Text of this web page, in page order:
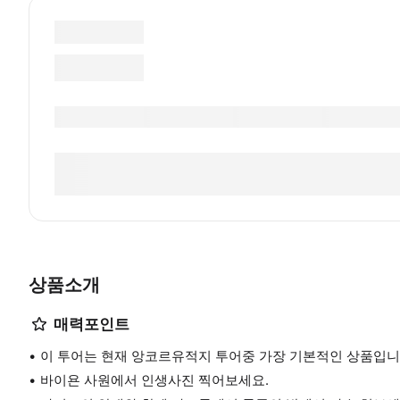
상품소개
매력포인트
이 투어는 현재 앙코르유적지 투어중 가장 기본적인 상품입
바이욘 사원에서 인생사진 찍어보세요.